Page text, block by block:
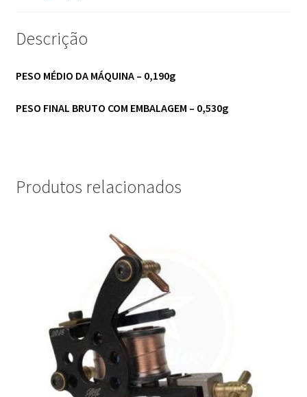
Descrição
PESO MÉDIO DA MÁQUINA – 0,190g
PESO FINAL BRUTO COM EMBALAGEM – 0,530g
Produtos relacionados